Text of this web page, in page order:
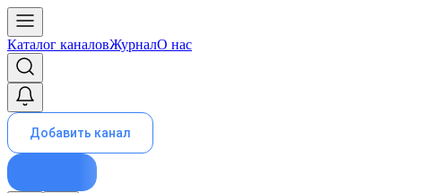
Каталог каналовЖурналО нас
Добавить канал